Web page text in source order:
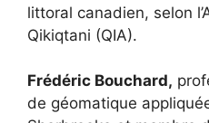
littoral canadien, selon
Qikiqtani (QIA).
Frédéric Bouchard,
de géomatique